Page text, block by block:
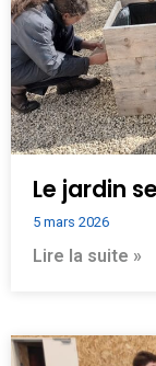
Le jardin
5 mars 2026
Lire la suite »